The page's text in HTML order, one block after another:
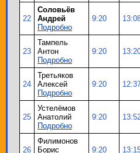
22
Соловьёв
Андрей
Подробно
9:20
23
Тампель
Антон
Подробно
9:20
24
Третьяков
Алексей
Подробно
9:20
25
Устелёмов
Анатолий
Подробно
9:20
26
Филимонов
Борис
9:20